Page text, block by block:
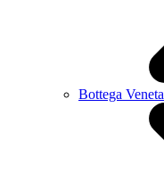
Bottega Veneta